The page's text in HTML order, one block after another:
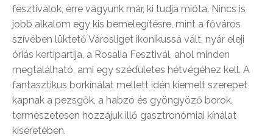
fesztiválok, erre vágyunk már, ki tudja mióta. Nincs is
jobb alkalom egy kis bemelegítésre, mint a főváros
szívében lüktető Városliget ikonikussá vált, nyár eleji
óriás kertipartija, a Rosalia Fesztivál, ahol minden
megtalálható, ami egy szédületes hétvégéhez kell. A
fantasztikus borkínálat mellett idén kiemelt szerepet
kapnak a pezsgők, a habzó és gyöngyöző borok,
természetesen hozzájuk illő gasztronómiai kínálat
kíséretében.